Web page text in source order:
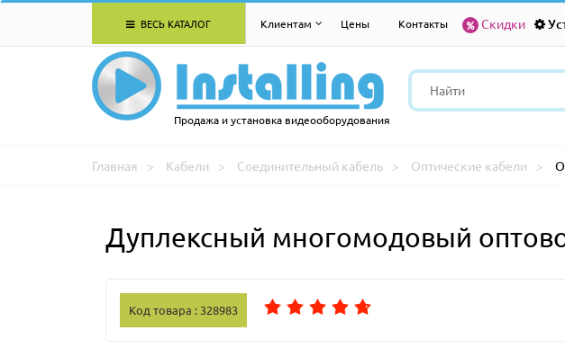
ВЕСЬ КАТАЛОГ Клиентам Цены Контакты Скидки
Продажа и установка видеооборудования
Главная Кабели Соединительный кабель Оптические кабели
Дуплексный многомодовый
Код товара : 328983